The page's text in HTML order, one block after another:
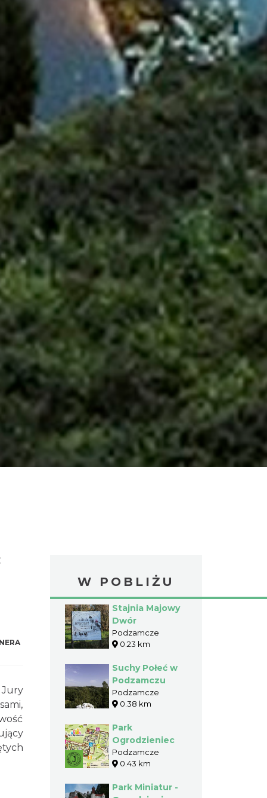
W POBLIŻU
Stajnia Majowy
Dwór
Podzamcze
0.23 km
Suchy Połeć w
Podzamczu
Podzamcze
0.38 km
Park
Ogrodzieniec
Podzamcze
0.43 km
Park Miniatur -